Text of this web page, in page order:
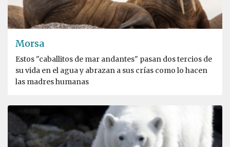
Morsa
Estos "caballitos de mar andantes" pasan dos tercios de
su vida en el agua y abrazan a sus crías como lo hacen
las madres humanas